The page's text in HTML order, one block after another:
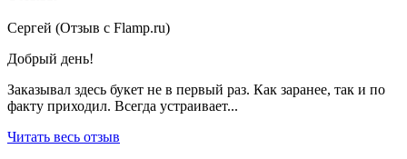
Сергей (Отзыв с Flamp.ru)
Добрый день!
Заказывал здесь букет не в первый раз. Как заранее, так и по
факту приходил. Всегда устраивает...
Читать весь отзыв